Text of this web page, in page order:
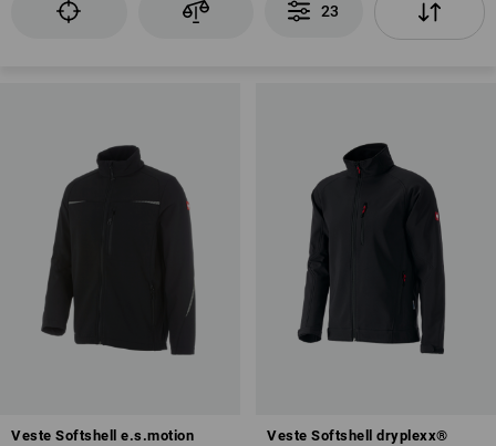
23
Veste Softshell e.s.motion
Veste Softshell dryplexx®